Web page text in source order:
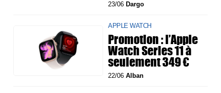
23/06 Dargo
APPLE WATCH
Promotion : l’Apple
Watch Series 11 à
seulement 349 €
22/06Alban